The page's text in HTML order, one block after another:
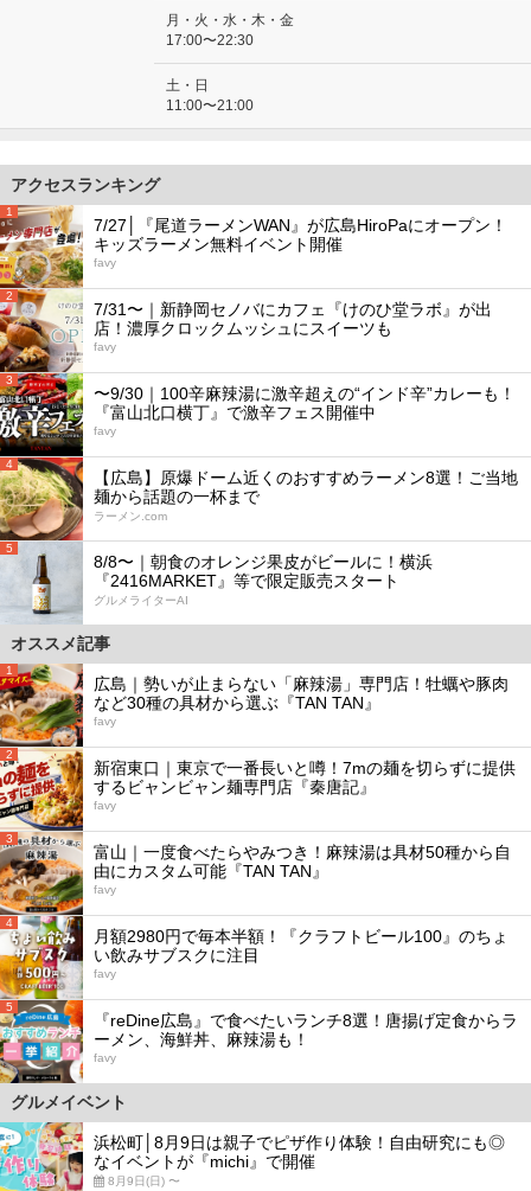
月・火・水・木・金
17:00〜22:30
土・日
11:00〜21:00
アクセスランキング
1
7/27│『尾道ラーメンWAN』が広島HiroPaにオープン！
キッズラーメン無料イベント開催
favy
2
7/31〜｜新静岡セノバにカフェ『けのひ堂ラボ』が出
店！濃厚クロックムッシュにスイーツも
favy
3
〜9/30｜100辛麻辣湯に激辛超えの“インド辛”カレーも！
『富山北口横丁』で激辛フェス開催中
favy
4
【広島】原爆ドーム近くのおすすめラーメン8選！ご当地
麺から話題の一杯まで
ラーメン.com
5
8/8〜｜朝食のオレンジ果皮がビールに！横浜
『2416MARKET』等で限定販売スタート
グルメライターAI
オススメ記事
1
広島｜勢いが止まらない「麻辣湯」専門店！牡蠣や豚肉
など30種の具材から選ぶ『TAN TAN』
favy
2
新宿東口｜東京で一番長いと噂！7mの麺を切らずに提供
するビャンビャン麺専門店『秦唐記』
favy
3
富山｜一度食べたらやみつき！麻辣湯は具材50種から自
由にカスタム可能『TAN TAN』
favy
4
月額2980円で毎本半額！『クラフトビール100』のちょ
い飲みサブスクに注目
favy
5
『reDine広島』で食べたいランチ8選！唐揚げ定食からラ
ーメン、海鮮丼、麻辣湯も！
favy
グルメイベント
浜松町│8月9日は親子でピザ作り体験！自由研究にも◎
なイベントが『michi』で開催
8月9日(日) 〜